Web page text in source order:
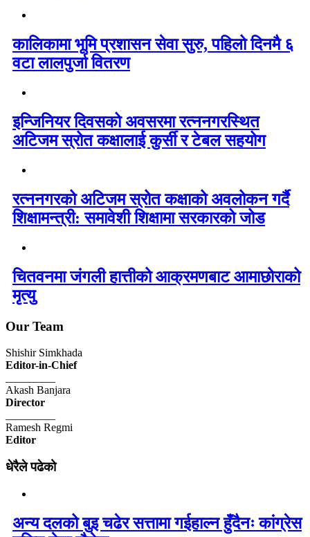
कालिकामा भूमि प्रशासन सेवा सुरु, पहिलो दिनमै ६
वटा लालपुर्जा वितरण
इन्जिनियर दिवसको अवसरमा रत्ननगरस्थित
अटिजम स्रोत कक्षालाई कुर्सी र टेबल सहयोग
रत्ननगरको अटिजम स्रोत कक्षाको अवलोकन गर्दै
शिक्षामन्त्री: समावेशी शिक्षामा सरकारको जोड
चितवनमा जंगली हात्तीको आक्रमणबाट आमाछोराको
मृत्यु
Our Team
Shishir Simkhada
Editor-in-Chief
Akash Banjara
Director
Ramesh Regmi
Editor
धेरैले पढेको
अन्य दलको बुइ चढेर सत्तामा गईहाल्न हुँदैनः कांग्रेस